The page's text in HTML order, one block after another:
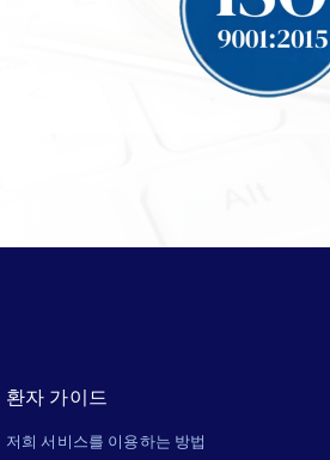
환자 가이드
저희 서비스를 이용하는 방법